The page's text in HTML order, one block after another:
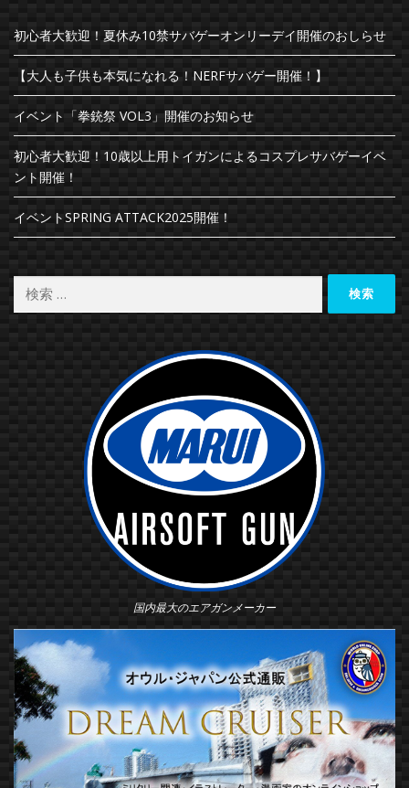
初心者大歓迎！夏休み10禁サバゲーオンリーデイ開催のおしらせ
【大人も子供も本気になれる！NERFサバゲー開催！】
イベント「拳銃祭 VOL3」開催のお知らせ
初心者大歓迎！10歳以上用トイガンによるコスプレサバゲーイベ
ント開催！
イベントSPRING ATTACK2025開催！
検索:
国内最大のエアガンメーカー